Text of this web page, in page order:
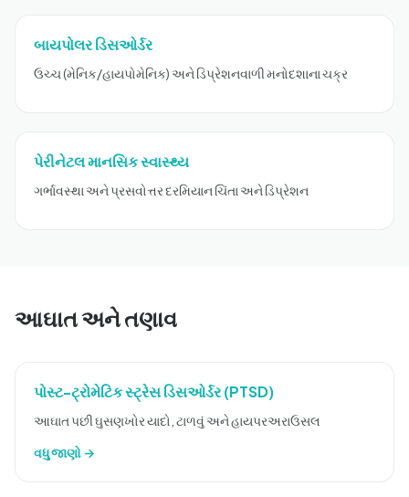
બાયપોલર ડિસઓર્ડર
ઉચ્ચ (મેનિક/હાયપોમેનિક) અને ડિપ્રેશનવાળી મનોદશાના ચક્ર
પેરીનેટલ માનસિક સ્વાસ્થ્ય
ગર્ભાવસ્થા અને પ્રસવોત્તર દરમિયાન ચિંતા અને ડિપ્રેશન
આઘાત અને તણાવ
પોસ્ટ-ટ્રોમેટિક સ્ટ્રેસ ડિસઓર્ડર (PTSD)
આઘાત પછી ઘુસણખોર યાદો, ટાળવું અને હાયપરઅરાઉસલ
વધુ જાણો →